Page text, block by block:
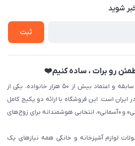
شوید
ثبت
رو برات ، ساده کنیم❤️
با سال‌ها سابقه و اعتماد بیش از ۵۰ هزار خانواده، یکی از
ایران است. این فروشگاه با ارائه دو پکیج کامل
و «آسمانی»، انتخابی هوشمندانه برای زوج‌های
لوازم آشپزخانه و خانگی همه نیازهای یک